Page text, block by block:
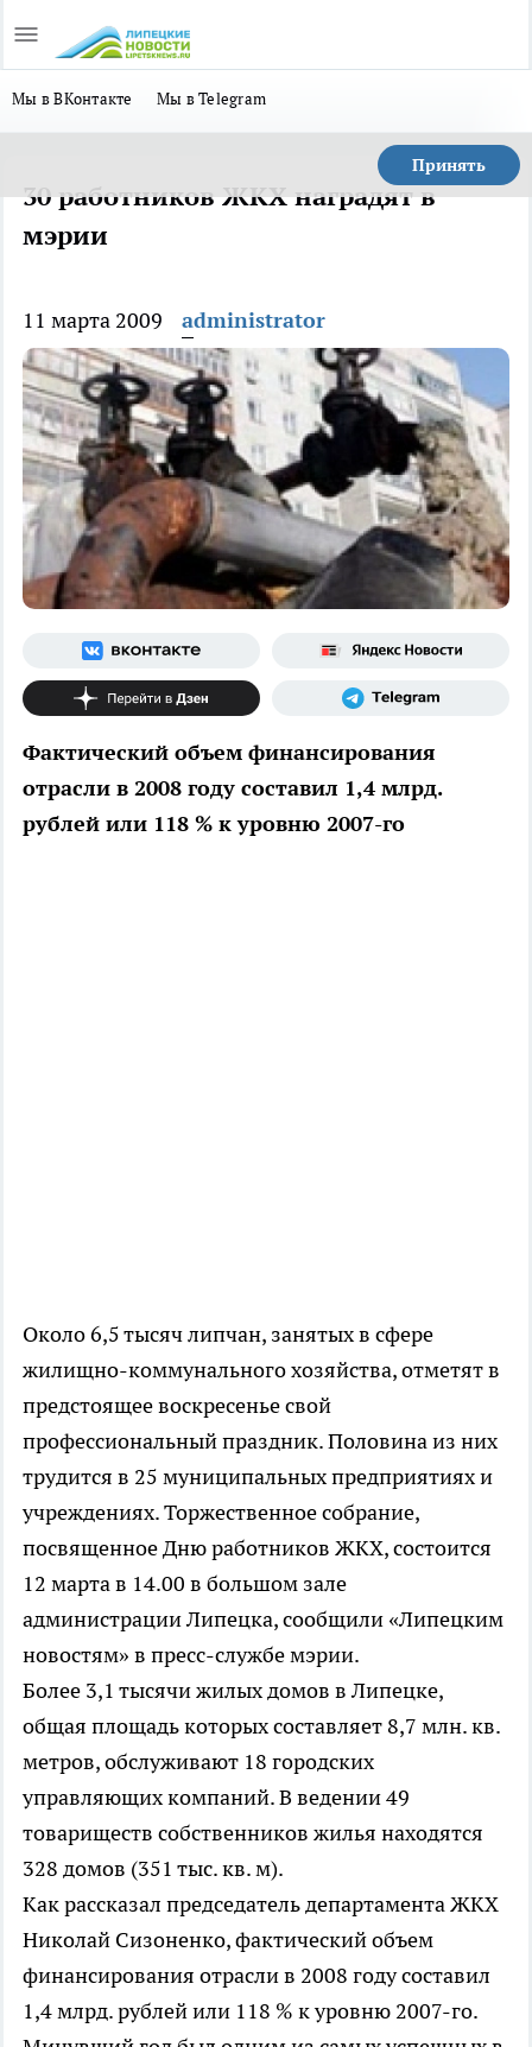
Мы в ВКонтакте Мы в Telegram
Принять
30 работников ЖКХ наградят в
мэрии
11 марта 2009 administrator
Фактический объем финансирования
отрасли в 2008 году составил 1,4 млрд.
рублей или 118 % к уровню 2007-го
Около 6,5 тысяч липчан, занятых в сфере
жилищно-коммунального хозяйства, отметят в
предстоящее воскресенье свой
профессиональный праздник. Половина из них
трудится в 25 муниципальных предприятиях и
учреждениях. Торжественное собрание,
посвященное Дню работников ЖКХ, состоится
12 марта в 14.00 в большом зале
администрации Липецка, сообщили «Липецким
новостям» в пресс-службе мэрии.
Более 3,1 тысячи жилых домов в Липецке,
общая площадь которых составляет 8,7 млн. кв.
метров, обслуживают 18 городских
управляющих компаний. В ведении 49
товариществ собственников жилья находятся
328 домов (351 тыс. кв. м).
Как рассказал председатель департамента ЖКХ
Николай Сизоненко, фактический объем
финансирования отрасли в 2008 году составил
1,4 млрд. рублей или 118 % к уровню 2007-го.